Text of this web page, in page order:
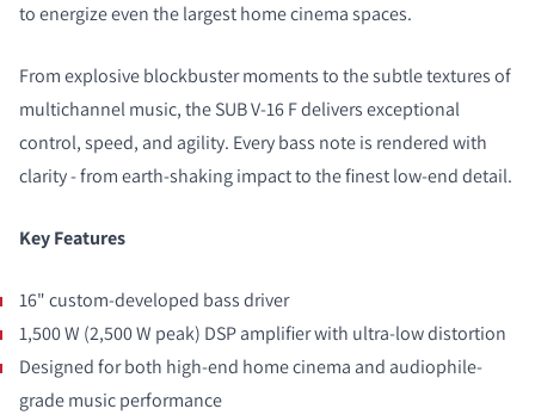
to energize even the largest home cinema spaces.
From explosive blockbuster moments to the subtle textures of
multichannel music, the SUB V-16 F delivers exceptional
control, speed, and agility. Every bass note is rendered with
clarity - from earth-shaking impact to the finest low-end detail.
Key Features
16" custom-developed bass driver
1,500 W (2,500 W peak) DSP amplifier with ultra-low distortion
Designed for both high-end home cinema and audiophile-
grade music performance